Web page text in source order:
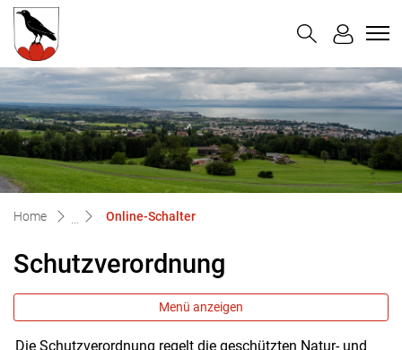
zur Startseite
Direkt zur Hauptnavigation
Direkt zum Inhalt
Direkt zur Suche
Direkt zum Stichwortverzeichnis
Untereggen
Home Online-Schalter(ausgewählt)
Schutzverordnung
Menü anzeigen
Die Schutzverordnung regelt die geschützten Natur- und